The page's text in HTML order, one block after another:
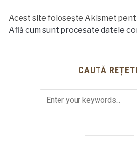
Acest site folosește Akismet
Află cum sunt procesate datele
CAUTĂ